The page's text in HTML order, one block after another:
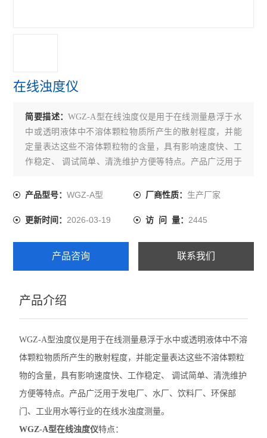
在线浊度仪
简要描述：WGZ-A型在线浊度仪是用于在线测量悬浮于水
中或透明液体中不溶体颗粒物质所产生的散射程度，并能
定量表达这些不溶体颗粒物的含量，具有影响速度快、工
作稳定、 调试简单、清洗维护方便等特点。产品广泛用于
线水浊度测量。
产品型号：WGZ-A型 厂商性质： 生产厂家
更新时间：2026-03-19 访 问 量： 2445
产品咨询 联系我们
产品介绍
WGZ-A型浊度仪是用于在线测量悬浮于水中或透明液体中不溶
体颗粒物质所产生的散射程度，并能定量表达这些不溶体颗粒
物的含量，具有影响速度快、工作稳定、 调试简单、清洗维护
方便等特点。产品广泛用于发电厂、水厂、饮料厂、环保部
门、工业用水等行业的在线水浊度测量。
WGZ-A型在线浊度仪特点：